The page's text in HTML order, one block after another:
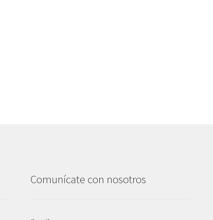
Comunícate con nosotros